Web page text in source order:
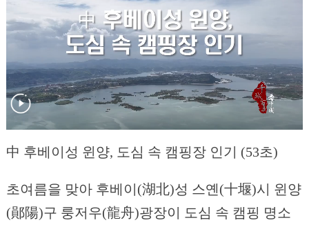
中 후베이성 윈양, 도심 속 캠핑장 인기 (53초)
초여름을 맞아 후베이(湖北)성 스옌(十堰)시 윈양
(鄖陽)구 룽저우(龍舟)광장이 도심 속 캠핑 명소